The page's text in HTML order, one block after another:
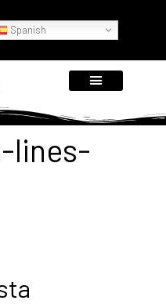
Spanish
lines-